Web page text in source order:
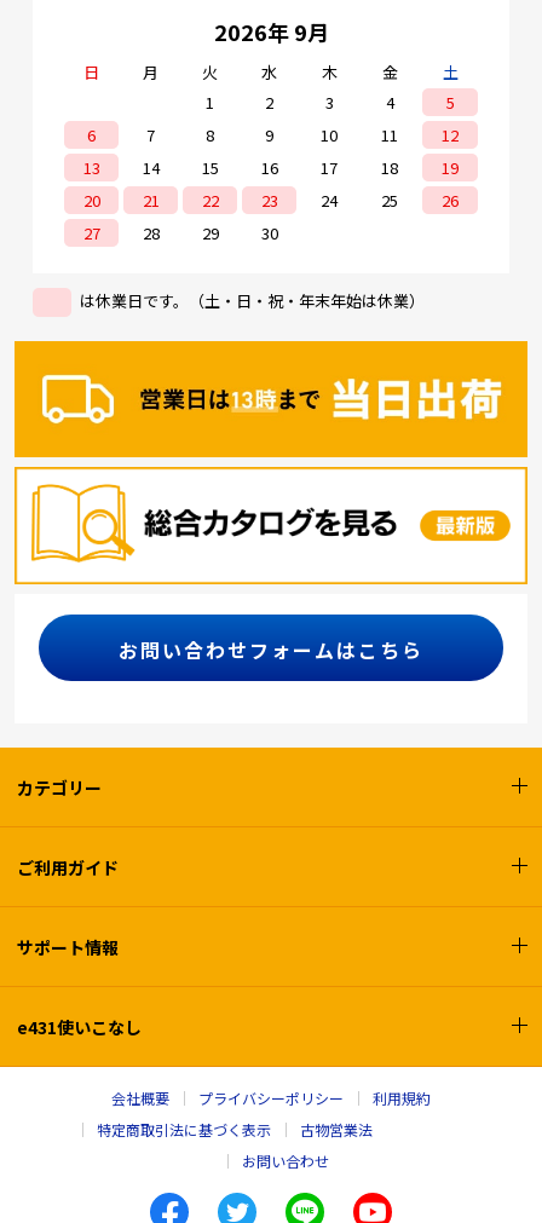
2026年 9月
日 月 火 水 木 金
土
1
2 3 4
5
6
7 8 9 10 11
12
13
14 15 16 17 18
19
20
21 22 23 24 25
26
27
28 29 30
は休業日です。（土・日・祝・年末年始は休業）
お問い合わせフォームはこちら
カテゴリー
ご利用ガイド
サポート情報
e431使いこなし
会社概要 プライバシーポリシー
利用規約
特定商取引法に基づく表示
古物営業法
お問い合わせ